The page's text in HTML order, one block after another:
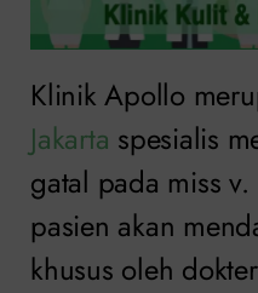
Klinik Apollo
Jakarta spesialis
gatal pada miss
pasien akan
khusus oleh